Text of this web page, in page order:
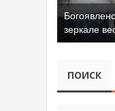
зеркале
ПОИСК